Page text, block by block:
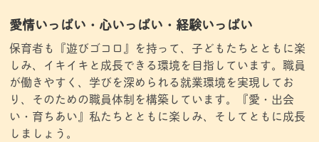
愛情いっぱい・心いっぱい・経験いっぱい
保育者も『遊びゴコロ』を持って、子どもたちとともに楽
しみ、イキイキと成長できる環境を目指しています。職員
が働きやすく、学びを深められる就業環境を実現してお
り、そのための職員体制を構築しています。『愛・出会
い・育ちあい』私たちとともに楽しみ、そしてともに成長
しましょう。